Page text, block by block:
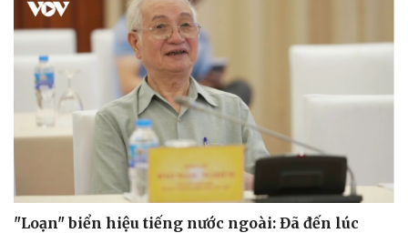
"Loạn" biển hiệu tiếng nước ngoài: Đã đến lúc